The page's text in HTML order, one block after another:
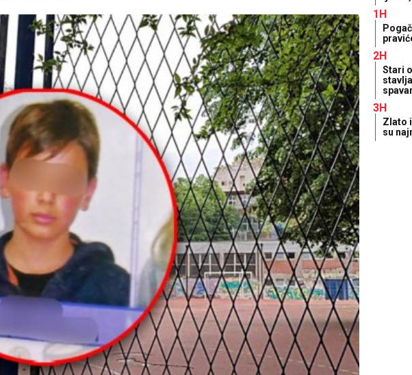
1H
2H
Stari
3H
Zlato
su